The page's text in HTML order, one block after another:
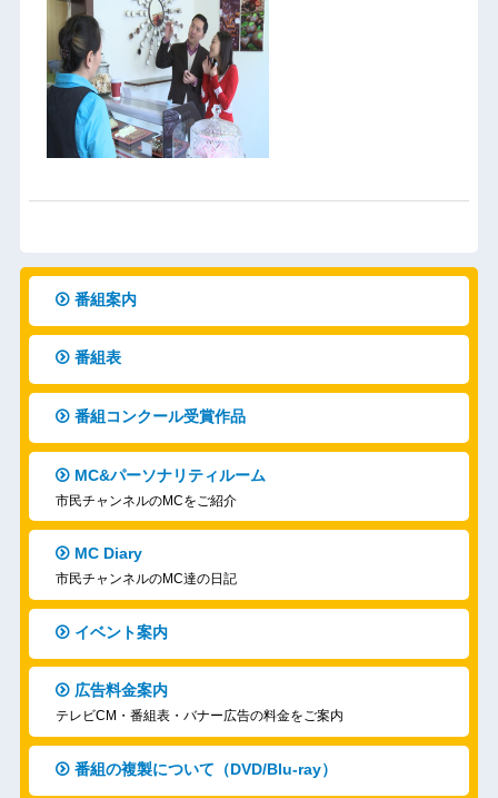
番組案内
番組表
番組コンクール受賞作品
MC&パーソナリティルーム
市民チャンネルのMCをご紹介
MC Diary
市民チャンネルのMC達の日記
イベント案内
広告料金案内
テレビCM・番組表・バナー広告の料金をご案内
番組の複製について（DVD/Blu-ray）